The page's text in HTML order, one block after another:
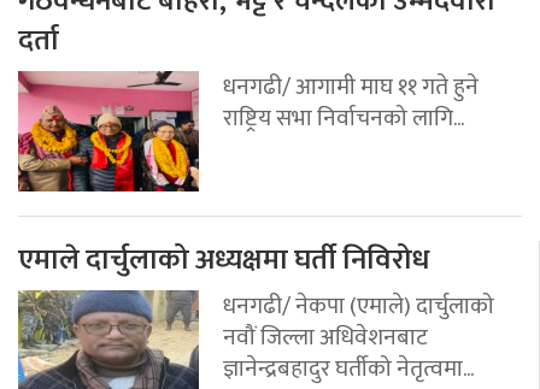
दर्ता
धनगढी/ आगामी माघ ११ गते हुने
राष्ट्रिय सभा निर्वाचनको लागि...
एमाले दार्चुलाको अध्यक्षमा घर्ती निविरोध
धनगढी/ नेकपा (एमाले) दार्चुलाको
नवौं जिल्ला अधिवेशनबाट
ज्ञानेन्द्रबहादुर घर्तीको नेतृत्वमा...